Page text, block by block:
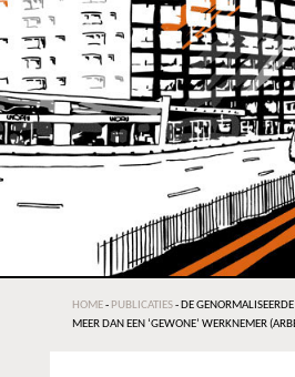
HOME- PUBLICATIES-DE
MEER DAN EEN ‘GEWONE’ WERKNEMER